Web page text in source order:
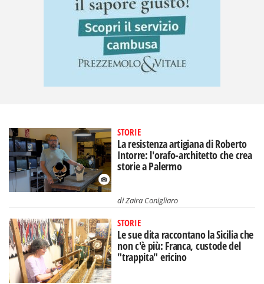
STORIE
La resistenza artigiana di Roberto
Intorre: l'orafo-architetto che crea
storie a Palermo
diZaira Conigliaro
STORIE
Le sue dita raccontano la Sicilia che
non c'è più: Franca, custode del
"trappita" ericino